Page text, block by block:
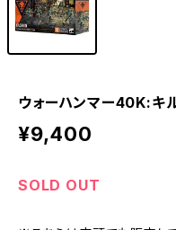
ウォーハンマー40K:キ
¥9,400
SOLD OUT